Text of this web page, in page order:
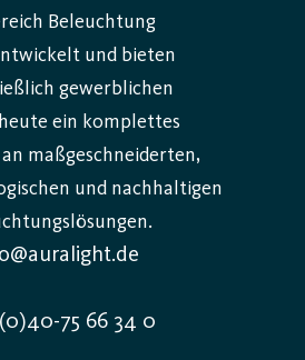
ist ein Leuchtmittel, bei dem
Entladung zwischen
gasgefüllten Behälter
Typen sind
Hochdruck-Natriumlampen
Diese werden oft in großen
Straßen, Fassaden,
beleuchten.
Beleuchtung
und bieten
gewerblichen
ein komplettes
maßgeschneiderten,
und nachhaltigen
75 66 34 0